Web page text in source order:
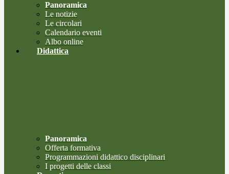
Panoramica
Le notizie
Le circolari
Calendario eventi
Albo online
Didattica
Panoramica
Offerta formativa
Programmazioni didattico disciplinari
I progetti delle classi